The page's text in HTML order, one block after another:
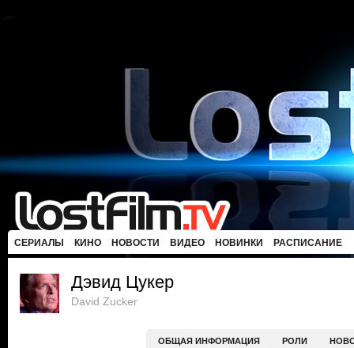
СЕРИАЛЫ КИНО НОВОСТИ ВИДЕО НОВИНКИ РАСПИСАНИЕ
Дэвид Цукер
David Zucker
ОБЩАЯ ИНФОРМАЦИЯ РОЛИ